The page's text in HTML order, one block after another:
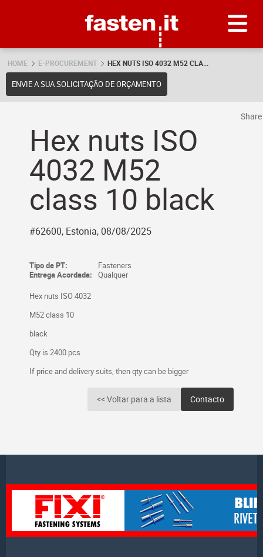
HOME E-PROCUREMENT HEX NUTS ISO 4032 M52 CLA...
ENVIE A SUA SOLICITAÇÃO DE ORÇAMENTO
Hex nuts ISO
4032 M52
class 10 black
#62600, Estonia, 08/08/2025
Tipo de PT:
Fasteners
Entrega Acordada:
Qualquer
Hex nuts ISO 4032
M52 class 10
black
Qty is 2400 pcs
If price and delivery suits, then qty can be bigger
<< Voltar para a lista Contacto
Share